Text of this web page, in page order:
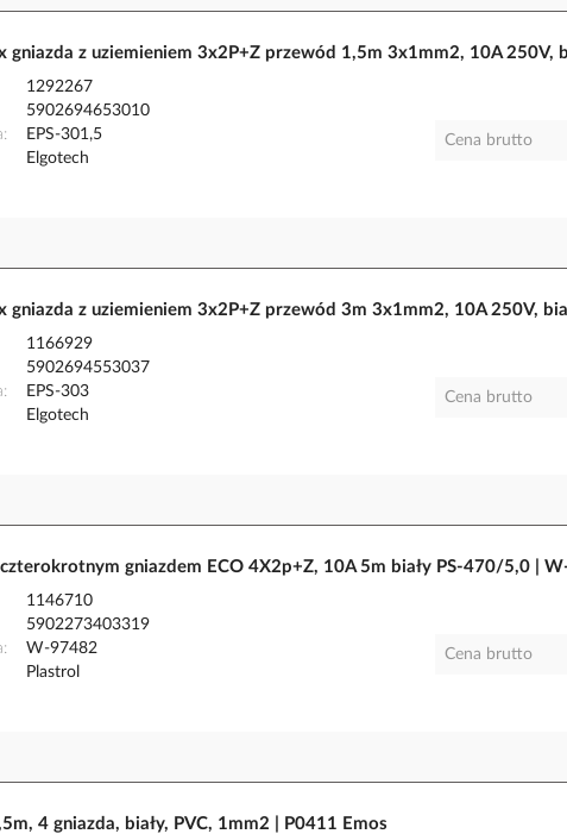
gniazda z uziemieniem 3x2P+Z przewód 1,5m 3x1mm2, 10A 250V,
1292267
5902694653010
EPS-301,5
Elgotech
Cena brutto
gniazda z uziemieniem 3x2P+Z przewód 3m 3x1mm2, 10A 250V,
1166929
5902694553037
EPS-303
Elgotech
Cena brutto
czterokrotnym gniazdem ECO 4X2p+Z, 10A 5m biały PS-470/5,0 |
1146710
5902273403319
W-97482
Plastrol
Cena brutto
4 gniazda, biały, PVC, 1mm2 | P0411 Emos